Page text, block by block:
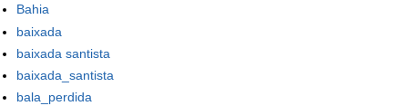
Bahia
baixada
baixada santista
baixada_santista
bala_perdida